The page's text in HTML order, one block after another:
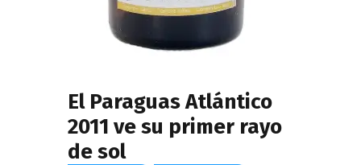
El Paraguas Atlántico
2011 ve su primer rayo
de sol